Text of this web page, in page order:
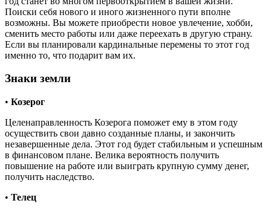
Поиски себя нового и иного жизненного пути вполне
возможны. Вы можете приобрести новое увлечение, хобби,
сменить место работы или даже переехать в другую страну.
Если вы планировали кардинальные перемены то этот год
именно то, что подарит вам их.
Знаки земли
• Козерог
Целенаправленность Козерога поможет ему в этом году
осуществить свои давно созданные планы, и закончить
незавершенные дела. Этот год будет стабильным и успешным
в финансовом плане. Велика вероятность получить
повышение на работе или выиграть крупную сумму денег,
получить наследство.
• Телец